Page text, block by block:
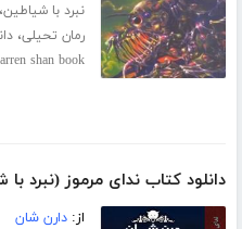
نبرد با شیاطین
رمان تحیلی،
shan book
دانلود کتاب ندای مرموز (نبرد با
از:دارن شان